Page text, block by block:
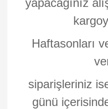
yapacağınız
Haftasonları
siparişleriniz
günü